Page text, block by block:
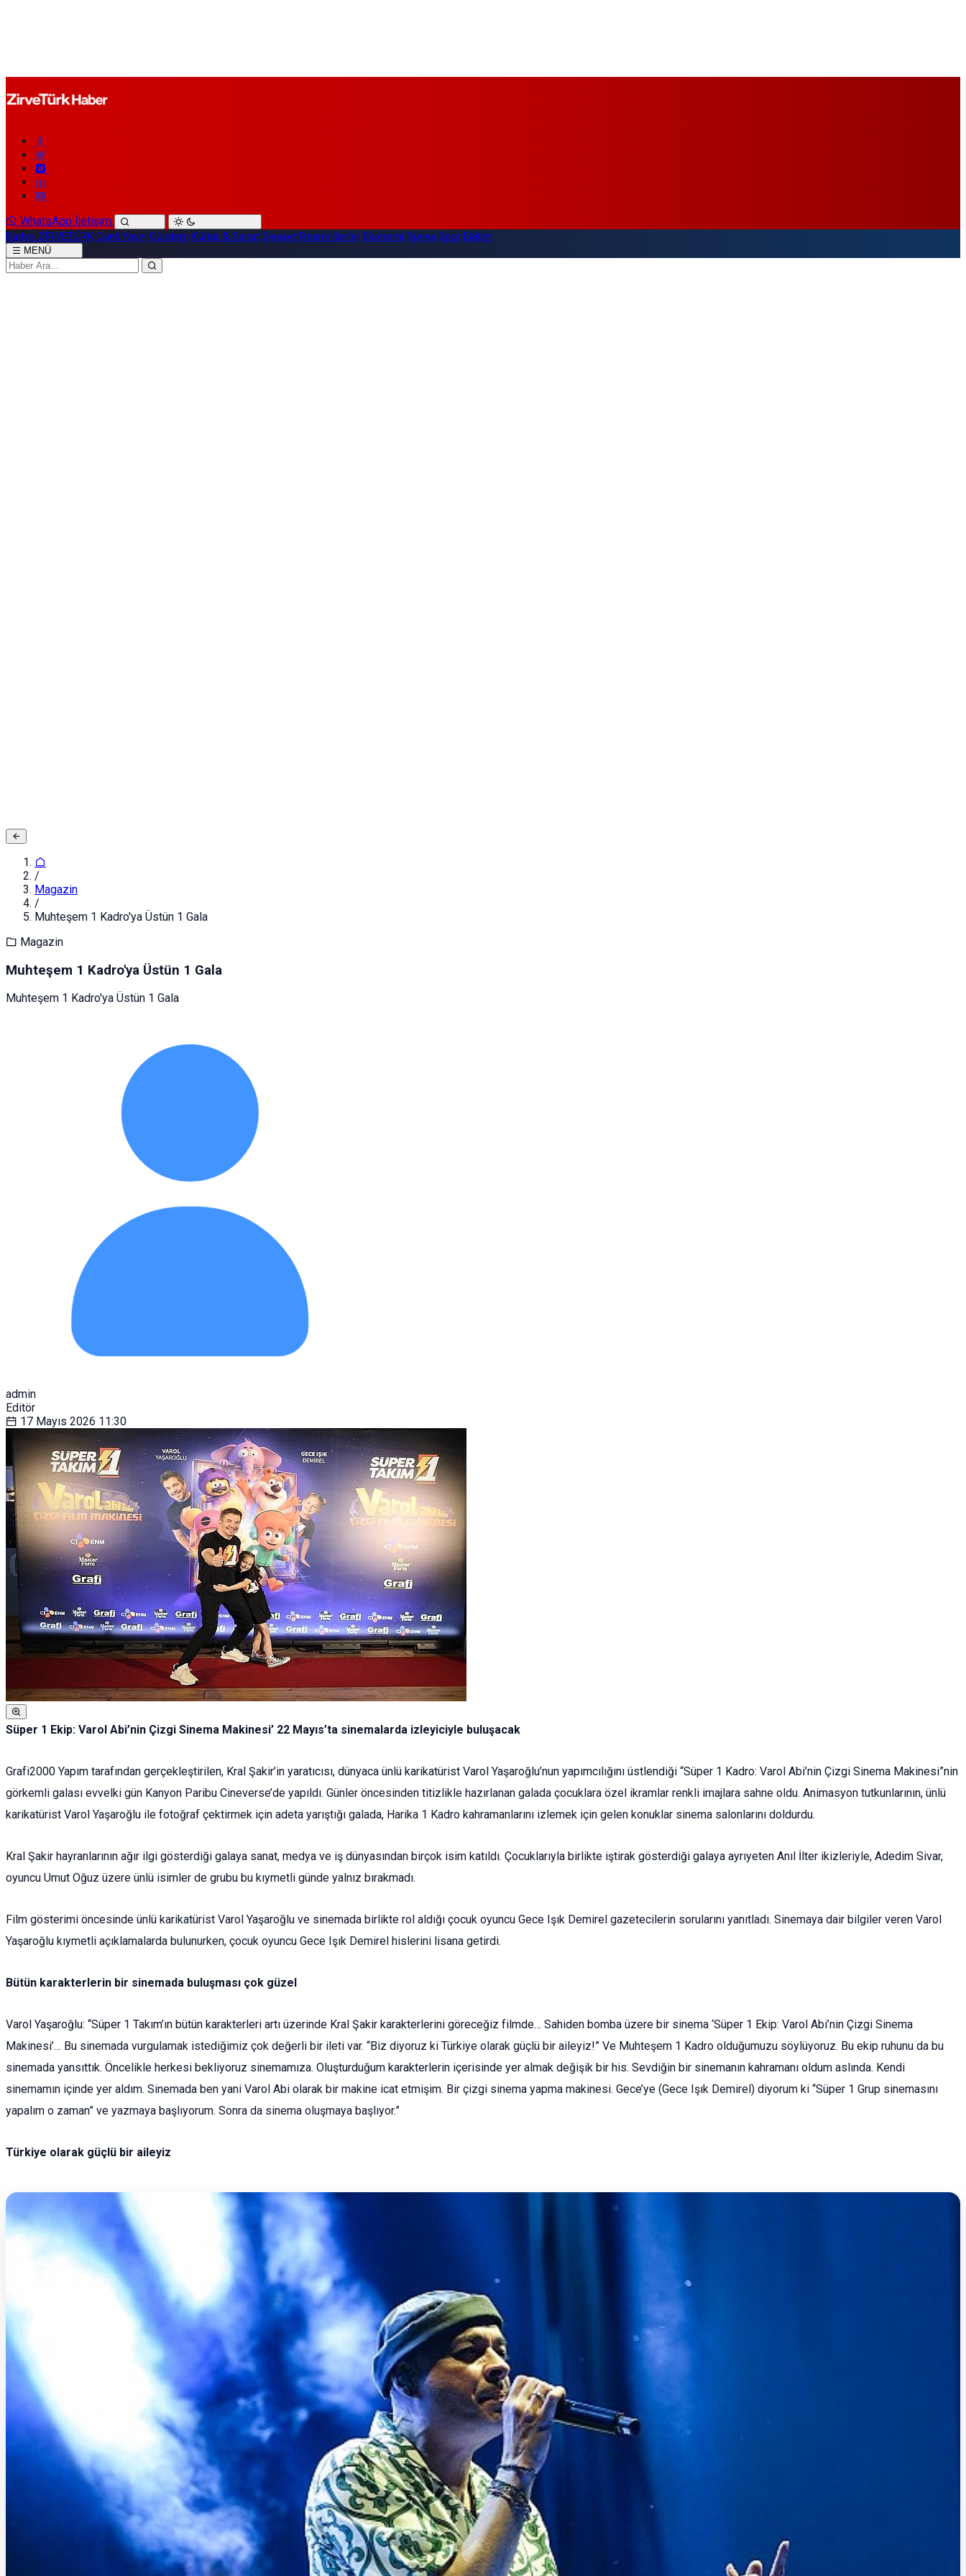
WhatsApp İletişim
Radyo ZİRVETÜRK Canlı Yayın Gündem Kültür & Sanat Siyaset Resmi İlanlar Ekonomi Dünya Spor Eğitim
MENÜ
/
Magazin
/
Muhteşem 1 Kadro'ya Üstün 1 Gala
Magazin
Muhteşem 1 Kadro'ya Üstün 1 Gala
Muhteşem 1 Kadro'ya Üstün 1 Gala
admin
Editör
17 Mayıs 2026 11:30
Süper 1 Ekip: Varol Abi’nin Çizgi Sinema Makinesi’ 22 Mayıs’ta sinemalarda izleyiciyle buluşacak
Grafi2000 Yapım tarafından gerçekleştirilen, Kral Şakir’in yaratıcısı, dünyaca ünlü karikatürist Varol Yaşaroğlu’nun yapımcılığını üstlendiği “Süper 1 Kadro: Varol Abi’nin Çizgi Sinema Makinesi”nin
görkemli galası evvelki gün Kanyon Paribu Cineverse’de yapıldı. Günler öncesinden titizlikle hazırlanan galada çocuklara özel ikramlar renkli imajlara sahne oldu. Animasyon tutkunlarının, ünlü
karikatürist Varol Yaşaroğlu ile fotoğraf çektirmek için adeta yarıştığı galada, Harika 1 Kadro kahramanlarını izlemek için gelen konuklar sinema salonlarını doldurdu.
Kral Şakir hayranlarının ağır ilgi gösterdiği galaya sanat, medya ve iş dünyasından birçok isim katıldı. Çocuklarıyla birlikte iştirak gösterdiği galaya ayrıyeten Anıl İlter ikizleriyle, Adedim Sivar,
oyuncu Umut Oğuz üzere ünlü isimler de grubu bu kıymetli günde yalnız bırakmadı.
Film gösterimi öncesinde ünlü karikatürist Varol Yaşaroğlu ve sinemada birlikte rol aldığı çocuk oyuncu Gece Işık Demirel gazetecilerin sorularını yanıtladı. Sinemaya dair bilgiler veren Varol
Yaşaroğlu kıymetli açıklamalarda bulunurken, çocuk oyuncu Gece Işık Demirel hislerini lisana getirdi.
Bütün karakterlerin bir sinemada buluşması çok güzel
Varol Yaşaroğlu: “Süper 1 Takım’ın bütün karakterleri artı üzerinde Kral Şakir karakterlerini göreceğiz filmde… Sahiden bomba üzere bir sinema ‘Süper 1 Ekip: Varol Abi’nin Çizgi Sinema
Makinesi’… Bu sinemada vurgulamak istediğimiz çok değerli bir ileti var. “Biz diyoruz ki Türkiye olarak güçlü bir aileyiz!” Ve Muhteşem 1 Kadro olduğumuzu söylüyoruz. Bu ekip ruhunu da bu
sinemada yansıttık. Öncelikle herkesi bekliyoruz sinemamıza. Oluşturduğum karakterlerin içerisinde yer almak değişik bir his. Sevdiğin bir sinemanın kahramanı oldum aslında. Kendi
sinemamın içinde yer aldım. Sinemada ben yani Varol Abi olarak bir makine icat etmişim. Bir çizgi sinema yapma makinesi. Gece’ye (Gece Işık Demirel) diyorum ki “Süper 1 Grup sinemasını
yapalım o zaman” ve yazmaya başlıyorum. Sonra da sinema oluşmaya başlıyor.”
Türkiye olarak güçlü bir aileyiz